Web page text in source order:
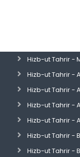
Hizb-ut Tahrir -
Hizb-ut Tahrir -
Hizb-ut Tahrir -
Hizb-ut Tahrir -
Hizb-ut Tahrir -
Hizb-ut Tahrir -
Hizb-ut Tahrir -